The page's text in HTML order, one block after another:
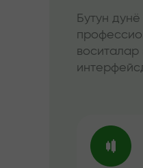
Бутун
воситалар